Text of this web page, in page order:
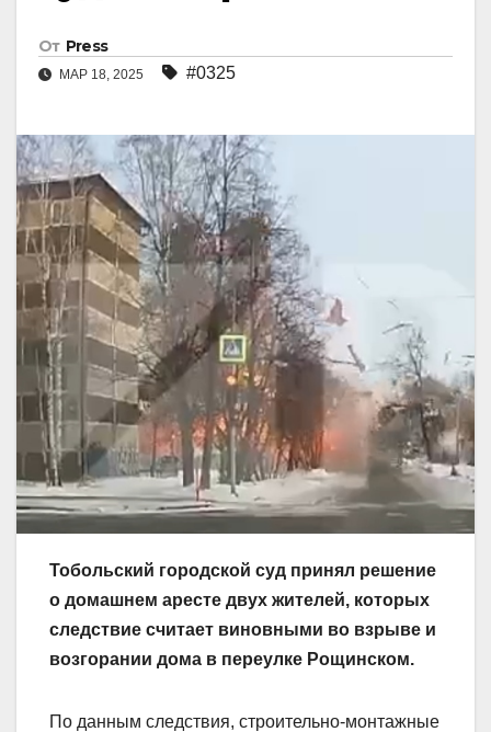
От Press
МАР 18, 2025 #0325
Тобольский городской суд принял решение
о домашнем аресте двух жителей, которых
следствие считает виновными во взрыве и
возгорании дома в переулке Рощинском.
По данным следствия, строительно-монтажные